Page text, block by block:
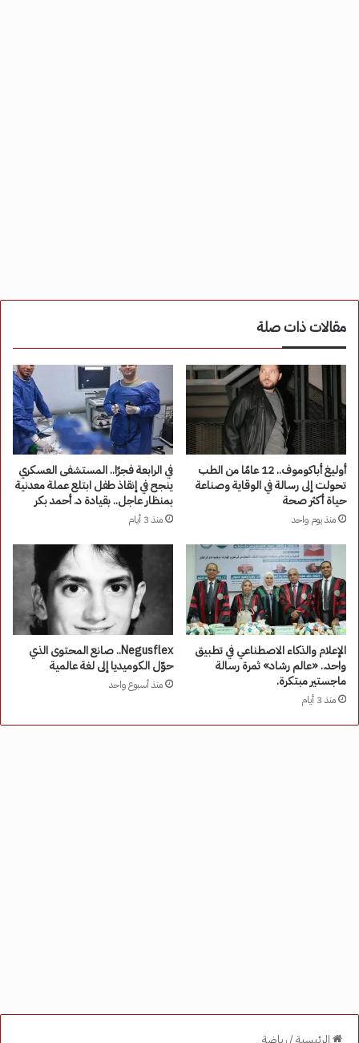
مقالات ذات صلة
أوليغ أباكوموف.. 12 عامًا من الطب
تحولت إلى رسالة في الوقاية وصناعة
حياة أكثر صحة
منذ يوم واحد
في الرابعة فجرًا.. المستشفى العسكري
ينجح في إنقاذ طفل ابتلع عملة معدنية
بمنظار عاجل.. بقيادة د. أحمد بكر
منذ 3 أيام
الإعلام والذكاء الاصطناعي في تطبيق
واحد.. «عالم رشاد» ثمرة رسالة
ماجستير مبتكرة.
منذ 3 أيام
Negusflex.. صانع المحتوى الذي
حوّل الكوميديا إلى لغة عالمية
منذ أسبوع واحد